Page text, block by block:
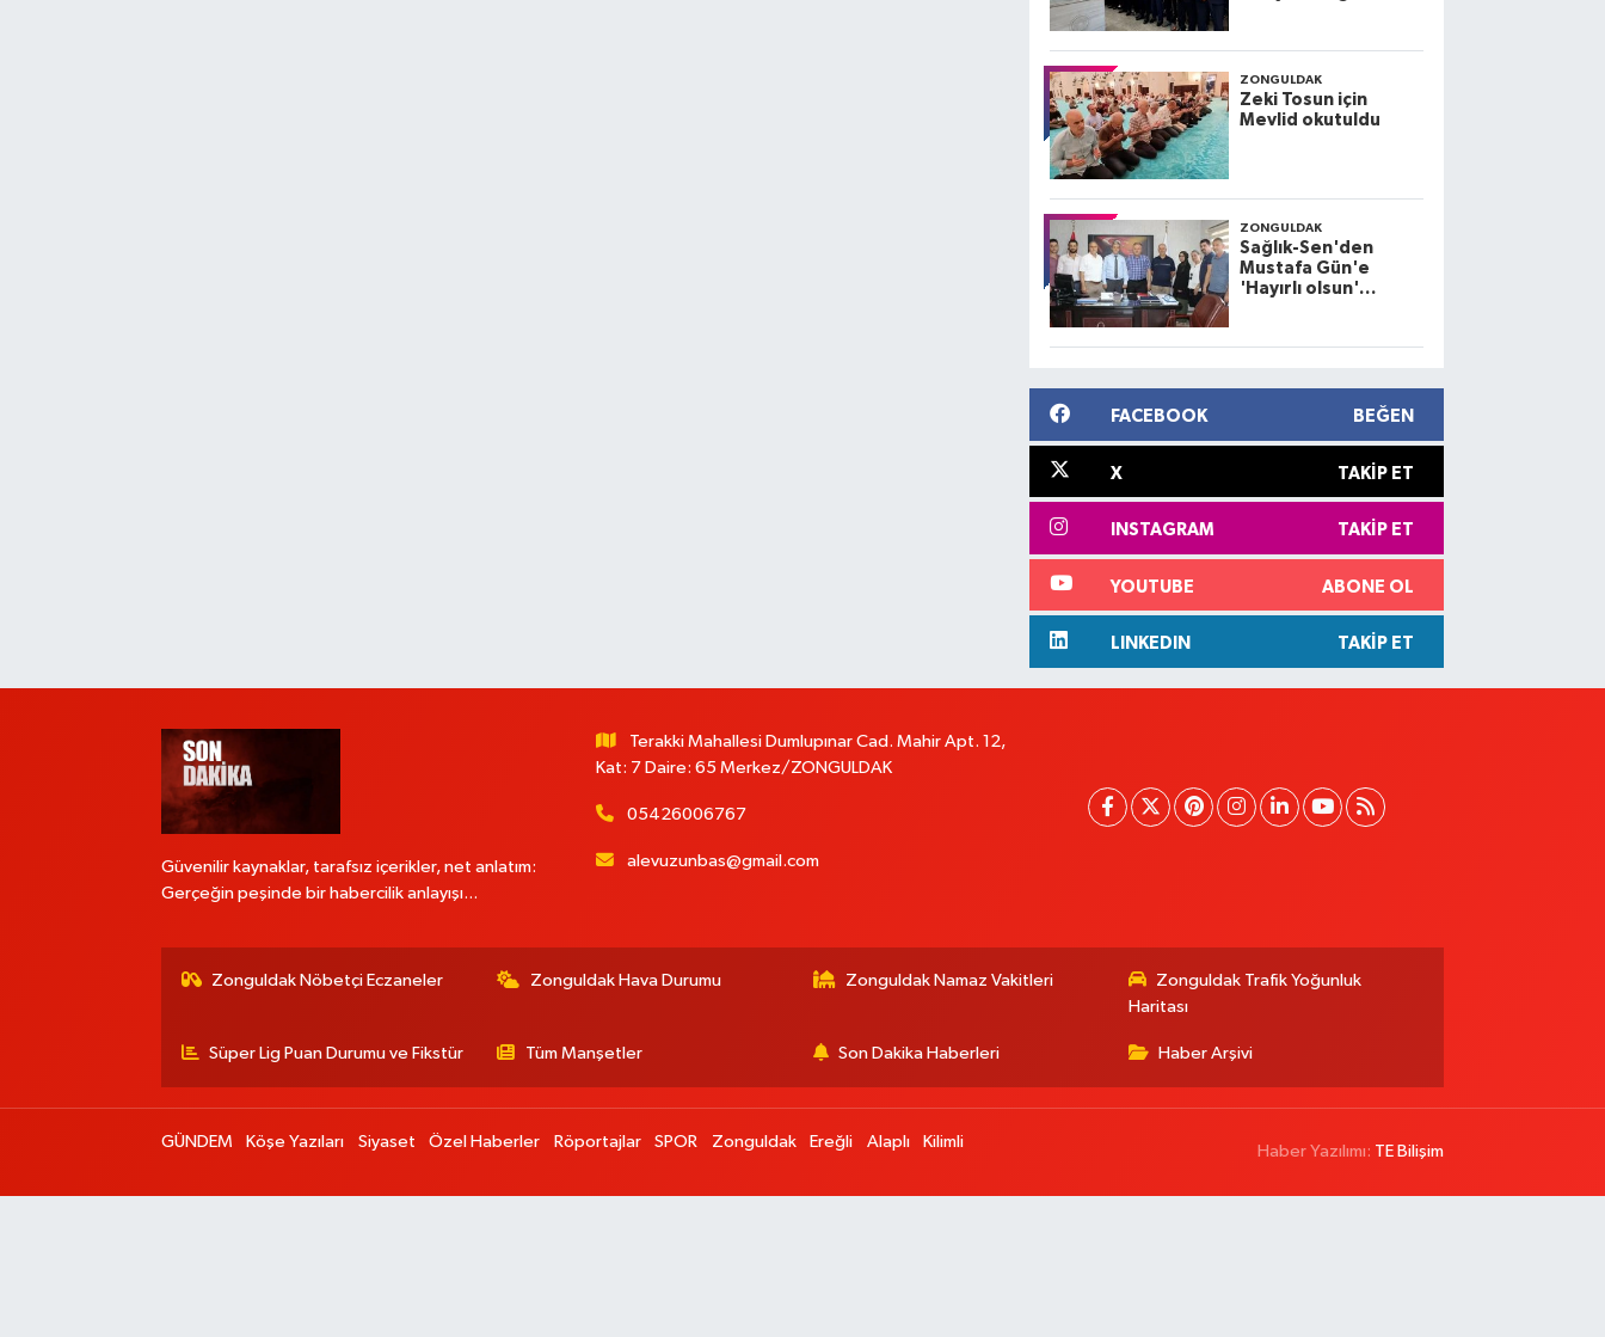
ZONGULDAK
Zeki Tosun için
Mevlid okutuldu
ZONGULDAK
Sağlık-Sen'den
Mustafa Gün'e
'Hayırlı olsun'
FACEBOOK BEĞEN
X TAKIP ET
INSTAGRAM TAKIP ET
YOUTUBE ABONE OL
LINKEDIN TAKIP ET
Güvenilir kaynaklar, tarafsız içerikler, net anlatım:
Gerçeğin peşinde bir habercilik anlayışı...
Terakki Mahallesi Dumlupınar Cad. Mahir Apt. 12,
Kat: 7 Daire: 65 Merkez/ZONGULDAK
05426006767
alevuzunbas@gmail.com
Zonguldak Nöbetçi Eczaneler Zonguldak Hava Durumu Zonguldak Namaz Vakitleri
Zonguldak Trafik Yoğunluk
Haritası
Süper Lig Puan Durumu ve Fikstür Tüm Manşetler Son Dakika Haberleri Haber Arşivi
GÜNDEM Köşe Yazıları Siyaset Özel Haberler Röportajlar SPOR Zonguldak Ereğli Alaplı Kilimli
Haber Yazılımı: TE Bilişim